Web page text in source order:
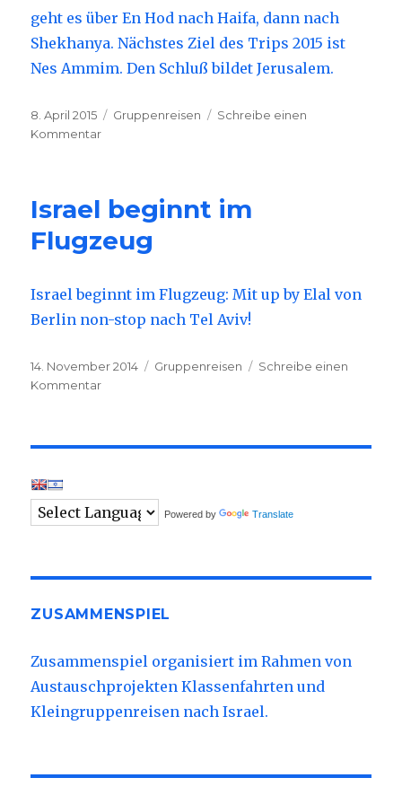
geht es über En Hod nach Haifa, dann nach
Shekhanya. Nächstes Ziel des Trips 2015 ist
Nes Ammim. Den Schluß bildet Jerusalem.
Veröffentlicht
am
8. April 2015 Kategorien
Gruppenreisen
Schreibe einen
Kommentar
Israel beginnt im
Flugzeug
Israel beginnt im Flugzeug: Mit up by Elal von
Berlin non-stop nach Tel Aviv!
Veröffentlicht
am
14. November 2014 Kategorien
Gruppenreisen
Schreibe einen
Kommentar
Powered by Translate
ZUSAMMENSPIEL
Zusammenspiel organisiert im Rahmen von
Austauschprojekten Klassenfahrten und
Kleingruppenreisen nach Israel.